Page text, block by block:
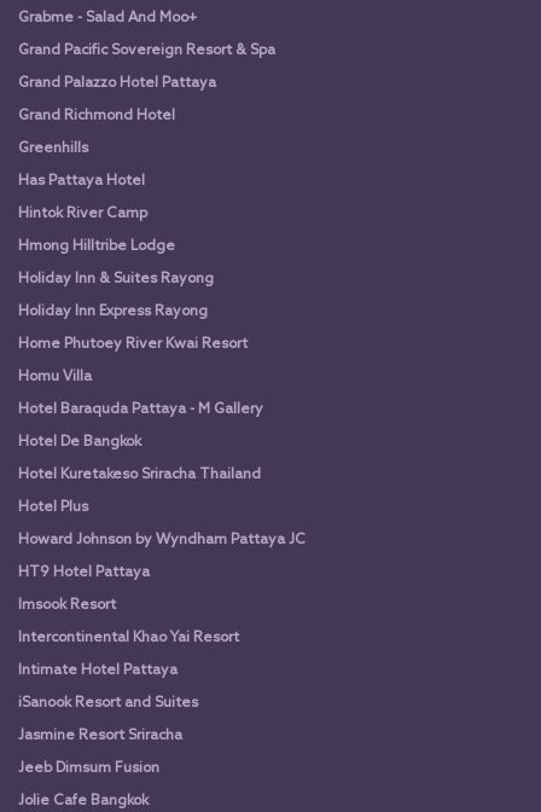
Grabme - Salad And Moo+
Grand Pacific Sovereign Resort & Spa
Grand Palazzo Hotel Pattaya
Grand Richmond Hotel
Greenhills
Has Pattaya Hotel
Hintok River Camp
Hmong Hilltribe Lodge
Holiday Inn & Suites Rayong
Holiday Inn Express Rayong
Home Phutoey River Kwai Resort
Homu Villa
Hotel Baraquda Pattaya - M Gallery
Hotel De Bangkok
Hotel Kuretakeso Sriracha Thailand
Hotel Plus
Howard Johnson by Wyndham Pattaya JC
HT9 Hotel Pattaya
Imsook Resort
Intercontinental Khao Yai Resort
Intimate Hotel Pattaya
iSanook Resort and Suites
Jasmine Resort Sriracha
Jeeb Dimsum Fusion
Jolie Cafe Bangkok